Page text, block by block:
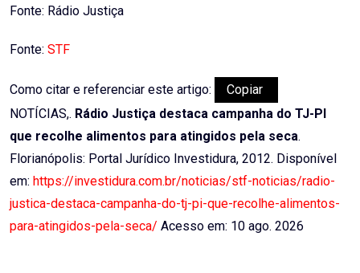
Fonte: Rádio Justiça
Fonte: STF
Como citar e referenciar este artigo:
Copiar
NOTÍCIAS,. Rádio Justiça destaca campanha do TJ-PI
que recolhe alimentos para atingidos pela seca.
Florianópolis: Portal Jurídico Investidura, 2012. Disponível
em: https://investidura.com.br/noticias/stf-noticias/radio-
justica-destaca-campanha-do-tj-pi-que-recolhe-alimentos-
para-atingidos-pela-seca/ Acesso em: 10 ago. 2026